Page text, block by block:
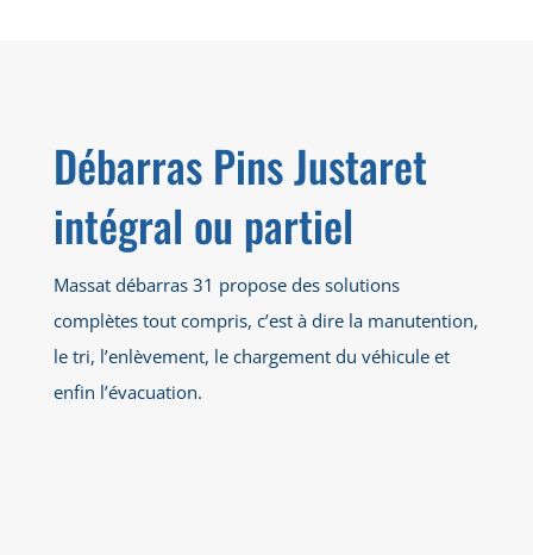
Débarras Pins Justaret
intégral ou partiel
Massat débarras 31 propose des solutions
complètes tout compris, c’est à dire la manutention,
le tri, l’enlèvement, le chargement du véhicule et
enfin l’évacuation.